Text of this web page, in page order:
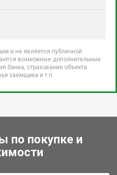
и не является публичной
возможные дополнительные
банка, страхование объекта
заемщика и т.п.
по покупке и